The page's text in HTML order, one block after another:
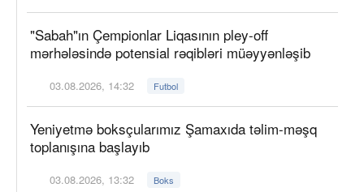
"Sabah"ın Çempionlar Liqasının pley-off
mərhələsində potensial rəqibləri müəyyənləşib
03.08.2026, 14:32 Futbol
Yeniyetmə boksçularımız Şamaxıda təlim-məşq
toplanışına başlayıb
03.08.2026, 13:32 Boks